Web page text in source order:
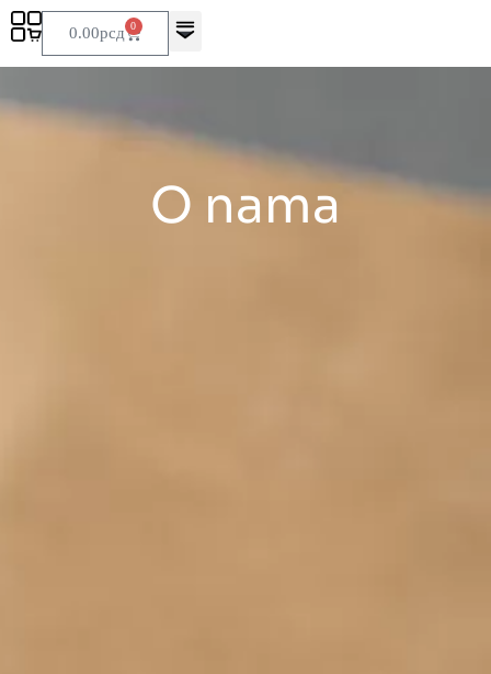
0.00рсд 0
O nama